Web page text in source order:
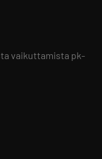
vaikuttamista pk-